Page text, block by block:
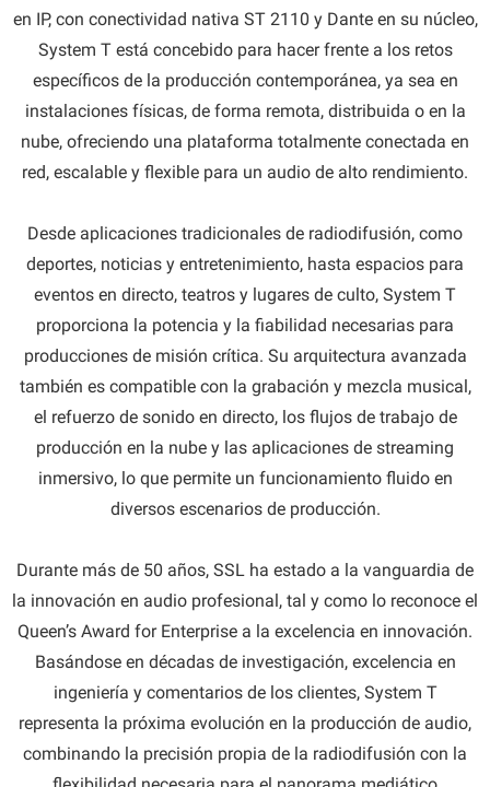
en IP, con conectividad nativa ST 2110 y Dante en su núcleo,
System T está concebido para hacer frente a los retos
específicos de la producción contemporánea, ya sea en
instalaciones físicas, de forma remota, distribuida o en la
nube, ofreciendo una plataforma totalmente conectada en
red, escalable y flexible para un audio de alto rendimiento.
Desde aplicaciones tradicionales de radiodifusión, como
deportes, noticias y entretenimiento, hasta espacios para
eventos en directo, teatros y lugares de culto, System T
proporciona la potencia y la fiabilidad necesarias para
producciones de misión crítica. Su arquitectura avanzada
también es compatible con la grabación y mezcla musical,
el refuerzo de sonido en directo, los flujos de trabajo de
producción en la nube y las aplicaciones de streaming
inmersivo, lo que permite un funcionamiento fluido en
diversos escenarios de producción.
Durante más de 50 años, SSL ha estado a la vanguardia de
la innovación en audio profesional, tal y como lo reconoce el
Queen’s Award for Enterprise a la excelencia en innovación.
Basándose en décadas de investigación, excelencia en
ingeniería y comentarios de los clientes, System T
representa la próxima evolución en la producción de audio,
combinando la precisión propia de la radiodifusión con la